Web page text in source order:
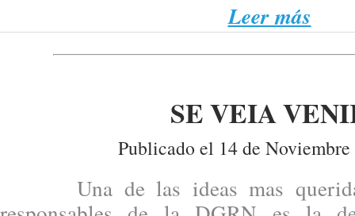
Leer más
SE VEIA
Publicado el 14 de
Una de las ideas mas